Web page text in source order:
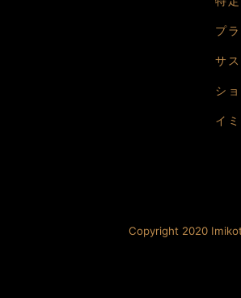
プ
サ
シ
イ
Copyright 2020